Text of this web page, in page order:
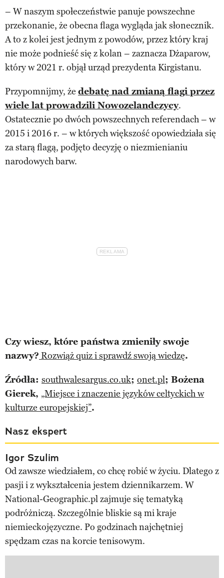
– W naszym społeczeństwie panuje powszechne
przekonanie, że obecna flaga wygląda jak słonecznik.
A to z kolei jest jednym z powodów, przez który kraj
nie może podnieść się z kolan – zaznacza Dżaparow,
który w 2021 r. objął urząd prezydenta Kirgistanu.
Przypomnijmy, że debatę nad zmianą flagi przez
wiele lat prowadzili Nowozelandczycy.
Ostatecznie po dwóch powszechnych referendach – w
2015 i 2016 r. – w których większość opowiedziała się
za starą flagą, podjęto decyzję o niezmienianiu
narodowych barw.
Czy wiesz, które państwa zmieniły swoje
nazwy? Rozwiąż quiz i sprawdź swoją wiedzę.
Źródła: southwalesargus.co.uk; onet.pl; Bożena
Gierek, „Miejsce i znaczenie języków celtyckich w
kulturze europejskiej”.
Nasz ekspert
Igor Szulim
Od zawsze wiedziałem, co chcę robić w życiu. Dlatego z
pasji i z wykształcenia jestem dziennikarzem. W
National-Geographic.pl zajmuje się tematyką
podróżniczą. Szczególnie bliskie są mi kraje
niemieckojęzyczne. Po godzinach najchętniej
spędzam czas na korcie tenisowym.